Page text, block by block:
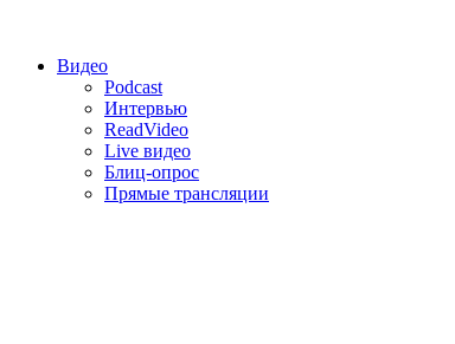
Видео
Podcast
Интервью
ReadVideo
Live видео
Блиц-опрос
Прямые трансляции